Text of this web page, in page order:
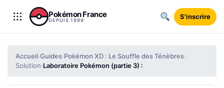
Aller au contenu
Pokémon France
DEPUIS 1999 S'inscrire
Accueil›Guides›Pokémon XD : Le Souffle des Ténèbres›
Solution›Laboratoire Pokémon (partie 3) :